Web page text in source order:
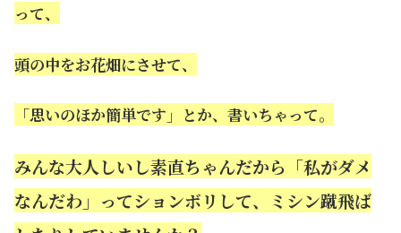
って、
頭の中をお花畑にさせて、
「思いのほか簡単です」とか、書いちゃって。
みんな大人しいし素直ちゃんだから「私がダメ
なんだわ」ってションボリして、ミシン蹴飛ば